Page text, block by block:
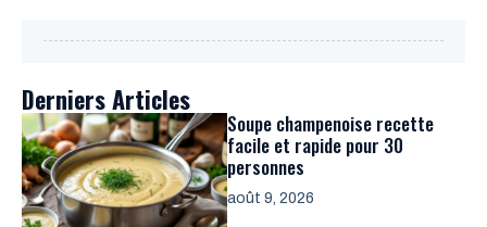
Derniers Articles
Soupe champenoise recette
facile et rapide pour 30
personnes
août 9, 2026